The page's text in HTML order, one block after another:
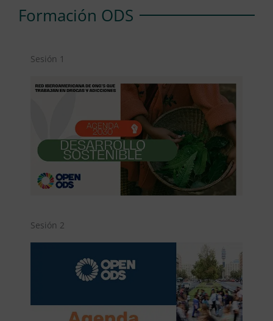
Formación ODS
Sesión 1
Sesión 2